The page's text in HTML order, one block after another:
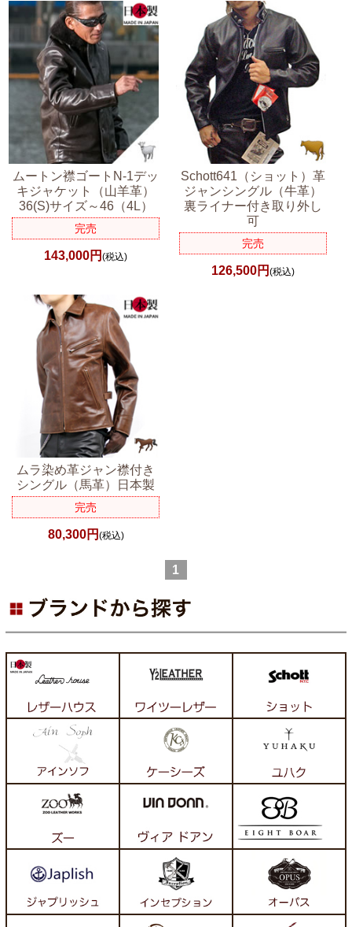
ムートン襟ゴートN-1デッ
キジャケット（山羊革）
36(S)サイズ～46（4L）
完売
143,000円(税込)
Schott641（ショット）革
ジャンシングル（牛革）
裏ライナー付き取り外し
可
完売
126,500円 (税込)
ムラ染め革ジャン襟付き
シングル（馬革）日本製
完売
80,300円 (税込)
1